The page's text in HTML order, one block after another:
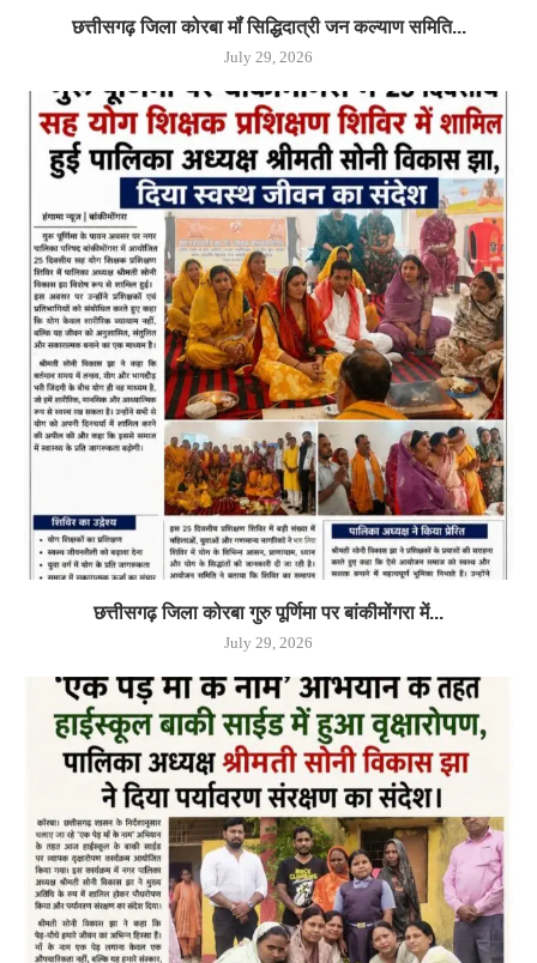
छत्तीसगढ़ जिला कोरबा मॉं सिद्धिदात्री जन कल्याण समिति...
July 29, 2026
छत्तीसगढ़ जिला कोरबा गुरु पूर्णिमा पर बांकीमोंगरा में...
July 29, 2026